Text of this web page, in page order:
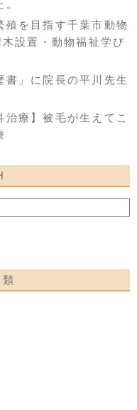
殖を目指す千葉市動物
設置・動物福祉学び
書」に院長の平川先生
治療】被毛が生えてこ